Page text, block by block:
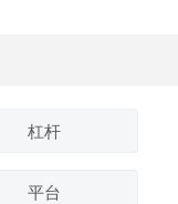
杠杆
平台